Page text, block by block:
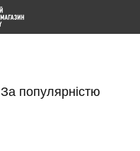
За популярністю